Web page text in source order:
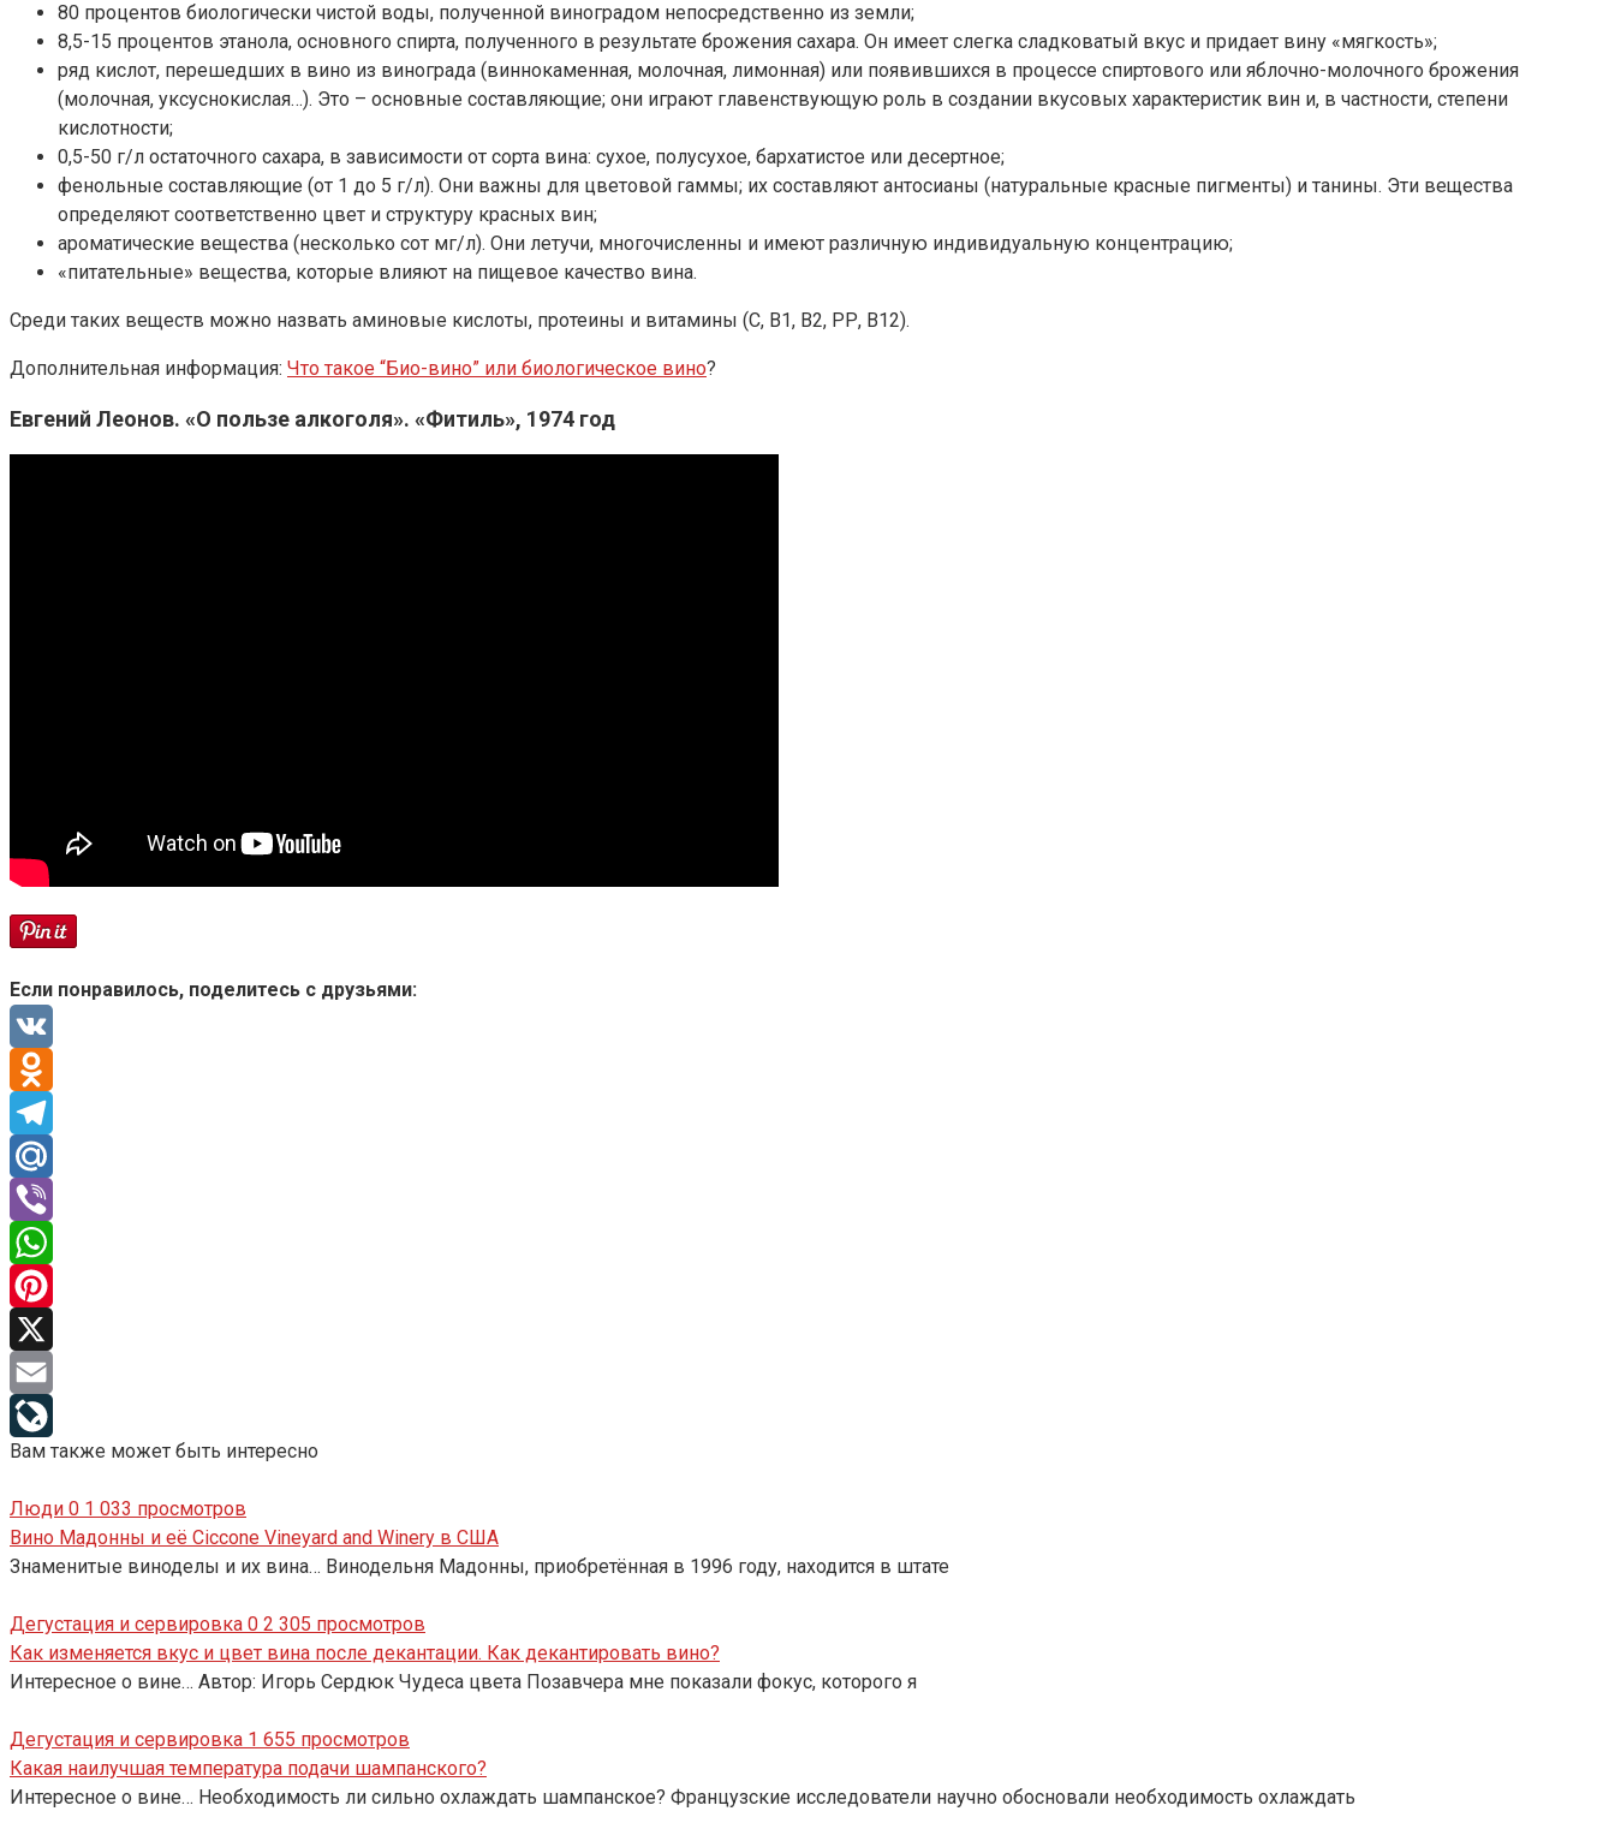
80 процентов биологически чистой воды, полученной виноградом непосредственно из земли;
8,5-15 процентов этанола, основного спирта, полученного в результате брожения сахара. Он имеет слегка сладковатый вкус и придает вину «мягкость»;
ряд кислот, перешедших в вино из винограда (виннокаменная, молочная, лимонная) или появившихся в процессе спиртового или яблочно-молочного брожения
(молочная, уксуснокислая…). Это – основные составляющие; они играют главенствующую роль в создании вкусовых характеристик вин и, в частности, степени
кислотности;
0,5-50 г/л остаточного сахара, в зависимости от сорта вина: сухое, полусухое, бархатистое или десертное;
фенольные составляющие (от 1 до 5 г/л). Они важны для цветовой гаммы; их составляют антосианы (натуральные красные пигменты) и танины. Эти вещества
определяют соответственно цвет и структуру красных вин;
ароматические вещества (несколько сот мг/л). Они летучи, многочисленны и имеют различную индивидуальную концентрацию;
«питательные» вещества, которые влияют на пищевое качество вина.
Среди таких веществ можно назвать аминовые кислоты, протеины и витамины (С, В1, В2, РР, В12).
Дополнительная информация: Что такое “Био-вино” или биологическое вино?
Евгений Леонов. «О пользе алкоголя». «Фитиль», 1974 год
Если понравилось, поделитесь с друзьями:
VK
Odnoklassniki
Telegram
Mail.Ru
Viber
WhatsApp
Pinterest
X
Email
LiveJournal
Вам также может быть интересно
Люди 0 1 033 просмотров
Вино Мадонны и её Ciccone Vineyard and Winery в США
Знаменитые виноделы и их вина… Винодельня Мадонны, приобретённая в 1996 году, находится в штате
Дегустация и сервировка 0 2 305 просмотров
Как изменяется вкус и цвет вина после декантации. Как декантировать вино?
Интересное о вине… Автор: Игорь Сердюк Чудеса цвета Позавчера мне показали фокус, которого я
Дегустация и сервировка 1 655 просмотров
Какая наилучшая температура подачи шампанского?
Интересное о вине… Необходимость ли сильно охлаждать шампанское? Французские исследователи научно обосновали необходимость охлаждать